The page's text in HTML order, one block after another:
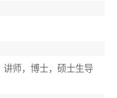
师，博士，硕士生导